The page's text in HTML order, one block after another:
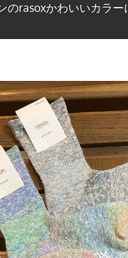
のrasoxかわいいカラー